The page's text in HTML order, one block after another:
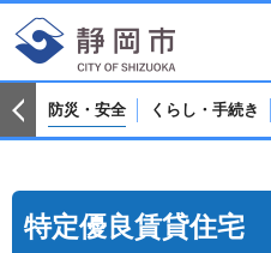
防災・安全 くらし・手続き
特定優良賃貸住宅